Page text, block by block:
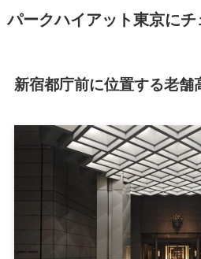
パークハイアット東京にチ
新宿都庁前に位置する老舗